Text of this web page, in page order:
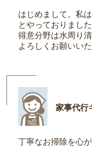
はじめまして。私
とやっておりました
得意分野は水周り
よろしくお願いいた
家事代行
丁寧なお掃除を心